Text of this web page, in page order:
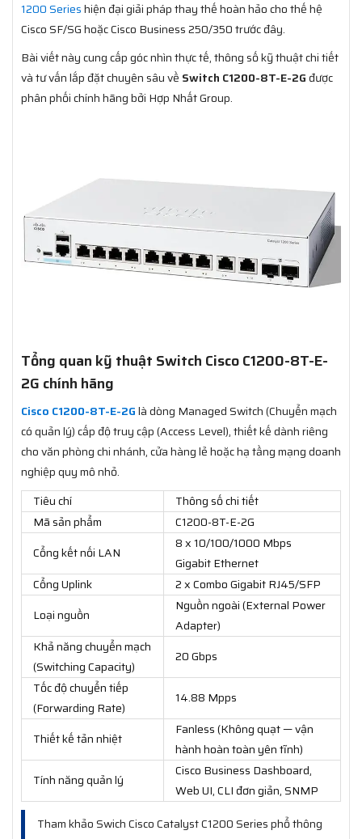
1200 Serieshiện đại giải pháp thay thế hoàn hảo cho thế hệ
Cisco SF/SG hoặc Cisco Business 250/350 trước đây.
Bài viết này cung cấp góc nhìn thực tế, thông số kỹ thuật chi tiết
và tư vấn lắp đặt chuyên sâu về Switch C1200-8T-E-2G được
phân phối chính hãng bởi Hợp Nhất Group.
Tổng quan kỹ thuật Switch Cisco C1200-8T-E-
2G chính hãng
Cisco C1200-8T-E-2Glà dòng Managed Switch (Chuyển mạch
có quản lý) cấp độ truy cập (Access Level), thiết kế dành riêng
cho văn phòng chi nhánh, cửa hàng lẻ hoặc hạ tầng mạng doanh
nghiệp quy mô nhỏ.
Tiêu chí
Thông số chi tiết
Mã sản phẩm
C1200-8T-E-2G
Cổng kết nối LAN
8 x 10/100/1000 Mbps
Gigabit Ethernet
Cổng Uplink
2 x Combo Gigabit RJ45/SFP
Loại nguồn
Nguồn ngoài (External Power
Adapter)
Khả năng chuyển mạch
(Switching Capacity)
20 Gbps
Tốc độ chuyển tiếp
(Forwarding Rate)
14.88 Mpps
Thiết kế tản nhiệt
Fanless (Không quạt — vận
hành hoàn toàn yên tĩnh)
Tính năng quản lý
Cisco Business Dashboard,
Web UI, CLI đơn giản, SNMP
Tham khảo Swich Cisco Catalyst C1200 Series phổ thông